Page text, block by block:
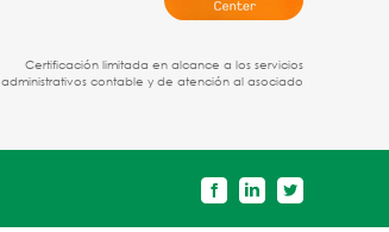
Certificación limitada en alcance a los servicios
administrativos contable y de atención al asociado
FacebookLinkedInTwitter